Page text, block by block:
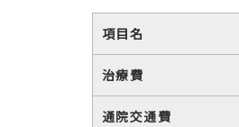
項目名
治療費
通院交通費